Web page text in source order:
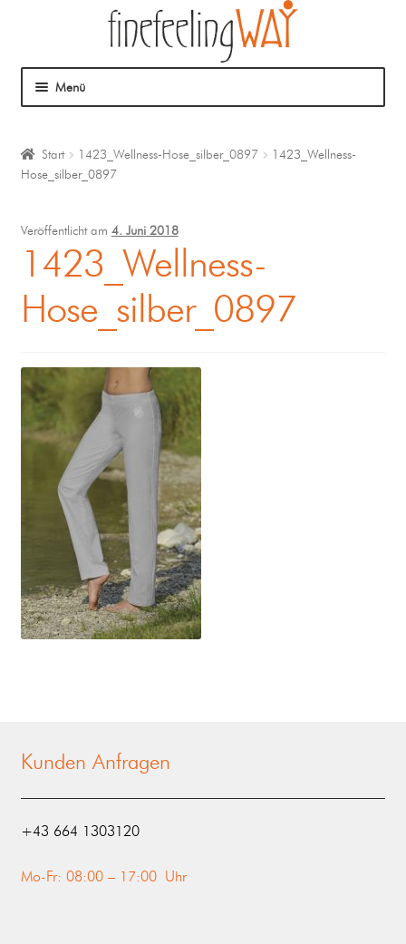
Menü
Mein Angebot
Coaching
Klangmassage
Start 1423_Wellness-Hose_silber_0897
1423_Wellness-
Hose_silber_0897
Veröffentlicht am 4. Juni 2018
1423_Wellness-
Hose_silber_0897
Kunden Anfragen
‭+43 664 1303120‬
Mo-Fr: 08:00 – 17:00 Uhr